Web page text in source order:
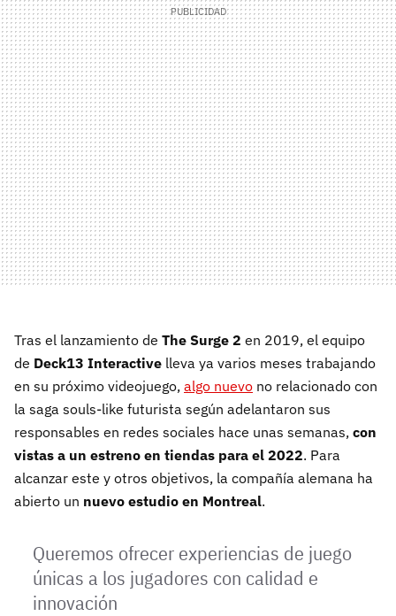
Tras el lanzamiento de The Surge 2 en 2019, el equipo
de Deck13 Interactive lleva ya varios meses trabajando
en su próximo videojuego, algo nuevo no relacionado con
la saga souls-like futurista según adelantaron sus
responsables en redes sociales hace unas semanas, con
vistas a un estreno en tiendas para el 2022. Para
alcanzar este y otros objetivos, la compañía alemana ha
abierto un nuevo estudio en Montreal.
Queremos ofrecer experiencias de juego
únicas a los jugadores con calidad e
innovación